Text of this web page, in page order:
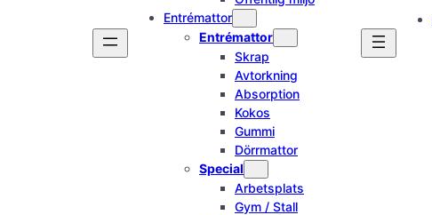
Entrémattor
Entrémattor
Skrap
Avtorkning
Absorption
Kokos
Gummi
Dörrmattor
Special
Arbetsplats
Gym / Stall